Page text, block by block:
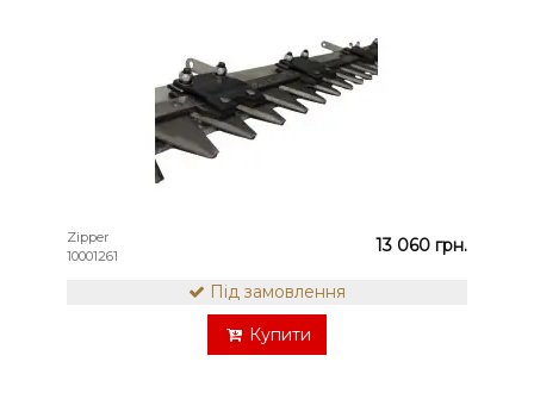
Zipper
10001261
13 060 грн.
Під замовлення
Купити